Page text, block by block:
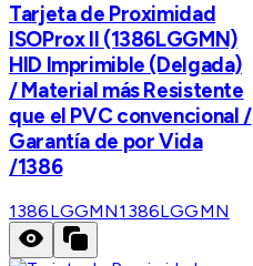
Tarjeta de Proximidad
ISOProx II (1386LGGMN)
HID Imprimible (Delgada)
/ Material más Resistente
que el PVC convencional /
Garantía de por Vida
/1386
1386LGGMN1386LGGMN